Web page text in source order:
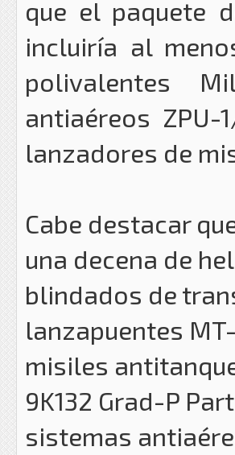
que el paquete
incluiría al
polivalentes
antiaéreos
lanzadores de
Cabe destacar
una decena de
blindados de
lanzapuentes
misiles
9K132 Grad-P
sistemas